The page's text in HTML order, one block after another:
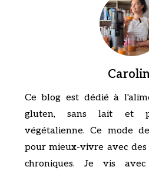
Ce blog est dédié à
gluten, sans lait et
végétalienne. Ce mode
pour mieux-vivre avec
chroniques. Je vis avec